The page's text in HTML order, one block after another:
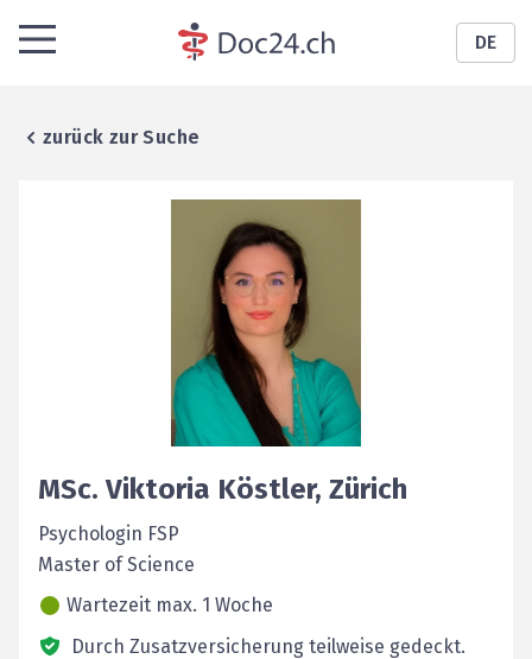
DE
zurück zur Suche
MSc. Viktoria Köstler, Zürich
Psychologin FSP
Master of Science
Wartezeit max. 1 Woche
Durch Zusatzversicherung teilweise gedeckt.